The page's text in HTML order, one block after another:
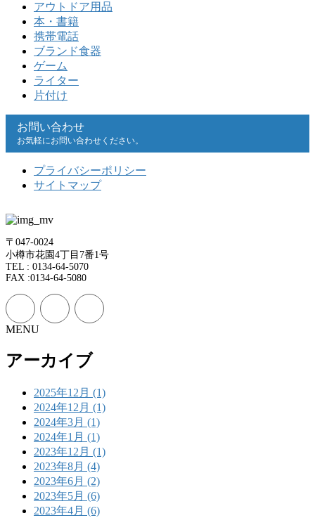
アウトドア用品
本・書籍
携帯電話
ブランド食器
ゲーム
ライター
片付け
お問い合わせ
お気軽にお問い合わせください。
プライバシーポリシー
サイトマップ
〒047-0024
小樽市花園4丁目7番1号
TEL : 0134-64-5070
FAX :0134-64-5080
MENU
アーカイブ
2025年12月 (1)
2024年12月 (1)
2024年3月 (1)
2024年1月 (1)
2023年12月 (1)
2023年8月 (4)
2023年6月 (2)
2023年5月 (6)
2023年4月 (6)